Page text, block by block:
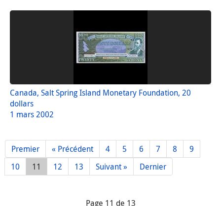
Canada, Salt Spring Island Monetary Foundation, 20
dollars
1 mars 2002
Premier « Précédent 4 5 6 7 8
9
10
11 12 13 Suivant » Dernier
Page 11 de 13